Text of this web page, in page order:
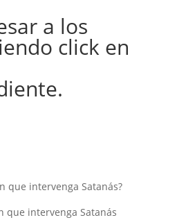
a los
click en
que intervenga Satanás?
que intervenga Satanás